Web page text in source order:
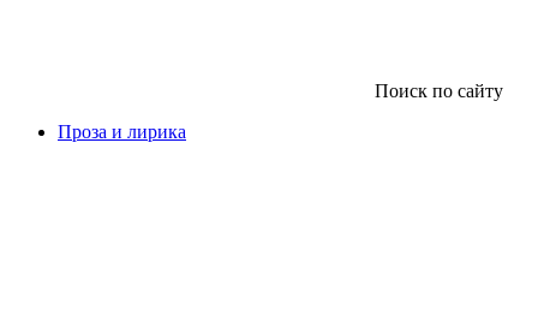
Поиск по сайту
Проза и лирика